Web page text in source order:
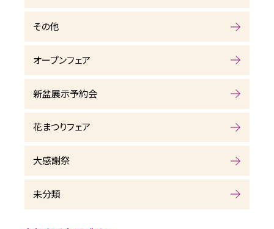
その他
オープンフェア
新盆展示予約会
花まつりフェア
大感謝祭
未分類